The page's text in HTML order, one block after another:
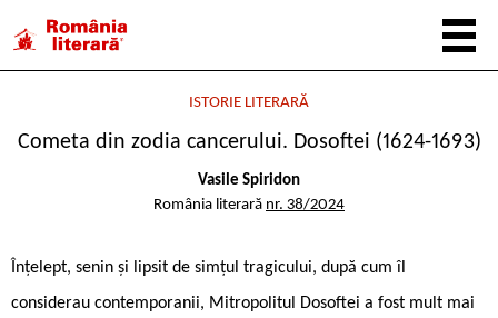
ISTORIE LITERARĂ
Cometa din zodia cancerului. Dosoftei (1624-1693)
Vasile Spiridon
România literară nr. 38/2024
Înțelept, senin și lipsit de simțul tragicului, după cum îl
considerau contemporanii, Mitropolitul Dosoftei a fost mult mai